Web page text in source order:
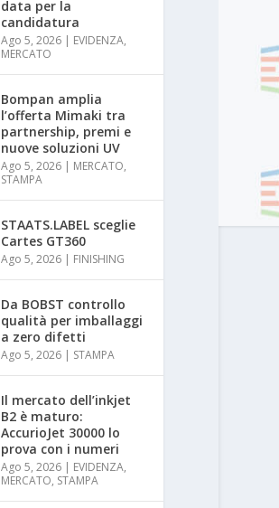
data per la
candidatura
Ago 5, 2026 | EVIDENZA,
MERCATO
Bompan amplia
l’offerta Mimaki tra
partnership, premi e
nuove soluzioni UV
Ago 5, 2026 | MERCATO,
STAMPA
STAATS.LABEL sceglie
Cartes GT360
Ago 5, 2026 | FINISHING
Da BOBST controllo
qualità per imballaggi
a zero difetti
Ago 5, 2026 | STAMPA
Il mercato dell’inkjet
B2 è maturo:
AccurioJet 30000 lo
prova con i numeri
Ago 5, 2026 | EVIDENZA,
MERCATO, STAMPA